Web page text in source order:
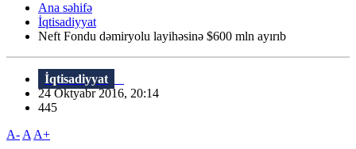
Ana səhifə
İqtisadiyyat
Neft Fondu dəmiryolu layihəsinə $600 mln ayırıb
İqtisadiyyat
24 Oktyabr 2016, 20:14
445
A- A A+